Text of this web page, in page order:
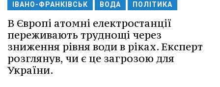
ІВАНО-ФРАНКІВСЬК ВОДА ПОЛІТИКА
В Європі атомні електростанції
переживають труднощі через
зниження рівня води в ріках. Експерт
розглянув, чи є це загрозою для
України.